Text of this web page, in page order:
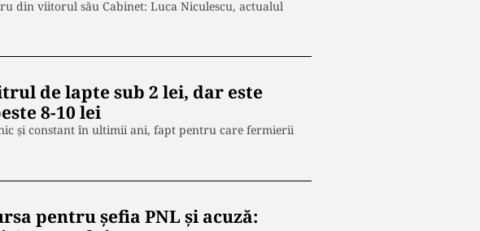
din viitorul său Cabinet: Luca Niculescu, actualul
de lapte sub 2 lei, dar este
8-10 lei
și constant în ultimii ani, fapt pentru care fermierii
pentru șefia PNL și acuză: